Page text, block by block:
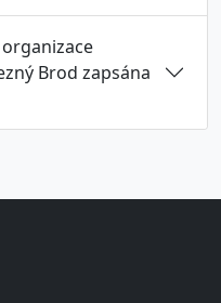
Brod zapsána